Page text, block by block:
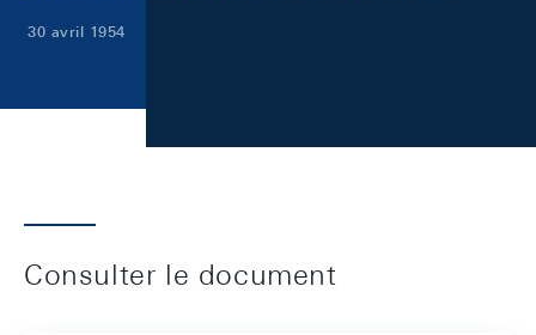
30 avril 1954
Consulter le document